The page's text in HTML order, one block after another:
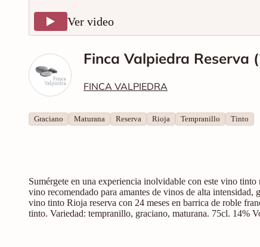
Ver video
Finca Valpiedra Reserva
FINCA VALPIEDRA
Graciano Maturana Reserva Rioja Tempranillo Tinto
Sumérgete en una experiencia inolvidable con este vino
vino recomendado para amantes de vinos de alta intensidad,
vino tinto Rioja reserva con 24 meses en barrica de roble
tinto. Variedad: tempranillo, graciano, maturana. 75cl. 14%